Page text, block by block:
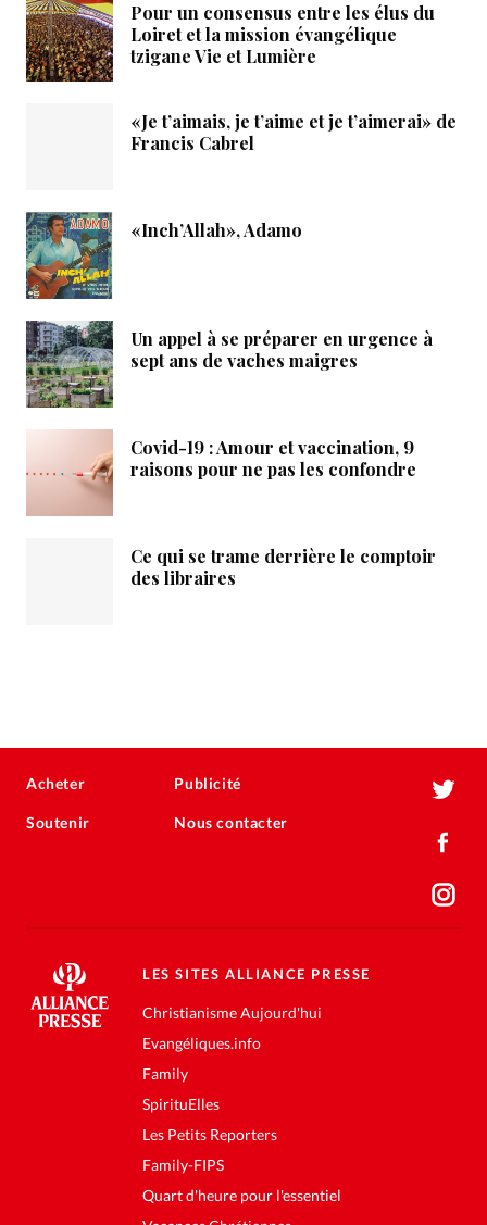
Pour un consensus entre les élus du
Loiret et la mission évangélique
tzigane Vie et Lumière
«Je t’aimais, je t’aime et je t’aimerai» de
Francis Cabrel
«Inch’Allah», Adamo
Un appel à se préparer en urgence à
sept ans de vaches maigres
Covid-19 : Amour et vaccination, 9
raisons pour ne pas les confondre
Ce qui se trame derrière le comptoir
des libraires
Acheter
Soutenir
Publicité
Nous contacter
LES SITES ALLIANCE PRESSE
Christianisme Aujourd'hui
Evangéliques.info
Family
SpirituElles
Les Petits Reporters
Family-FIPS
Quart d'heure pour l'essentiel